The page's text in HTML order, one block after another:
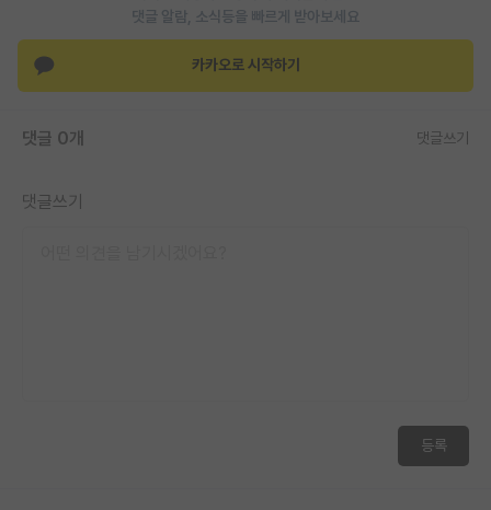
댓글 알람, 소식등을 빠르게 받아보세요
카카오로 시작하기
댓글 0개 댓글쓰기
댓글쓰기
등록